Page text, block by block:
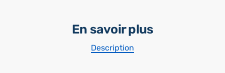
En savoir plus
Description